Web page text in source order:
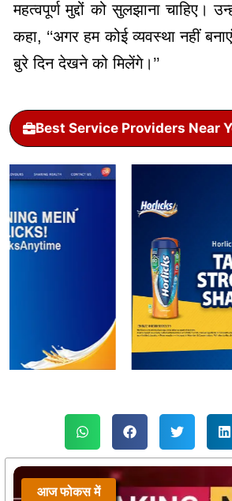
महत्वपूर्ण मुद्दों को सुलझाना चाहिए।
कहा, ‘‘अगर हम कोई व्यवस्था नहीं
बुरे दिन देखने को मिलेंगे।’’
Best Service Providers Near
आज फोकस में
आज फोकस में